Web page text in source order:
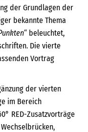
der Grundlagen der
bekannte Thema
“ beleuchtet,
Die vierte
Vortrag
der vierten
im Bereich
RED-Zusatzvorträge